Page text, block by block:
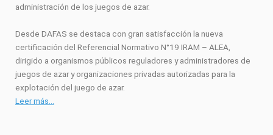
administración de los juegos de azar.
Desde DAFAS se destaca con gran satisfacción la nueva
certificación del Referencial Normativo N°19 IRAM – ALEA,
dirigido a organismos públicos reguladores y administradores de
juegos de azar y organizaciones privadas autorizadas para la
explotación del juego de azar.
Leer más…